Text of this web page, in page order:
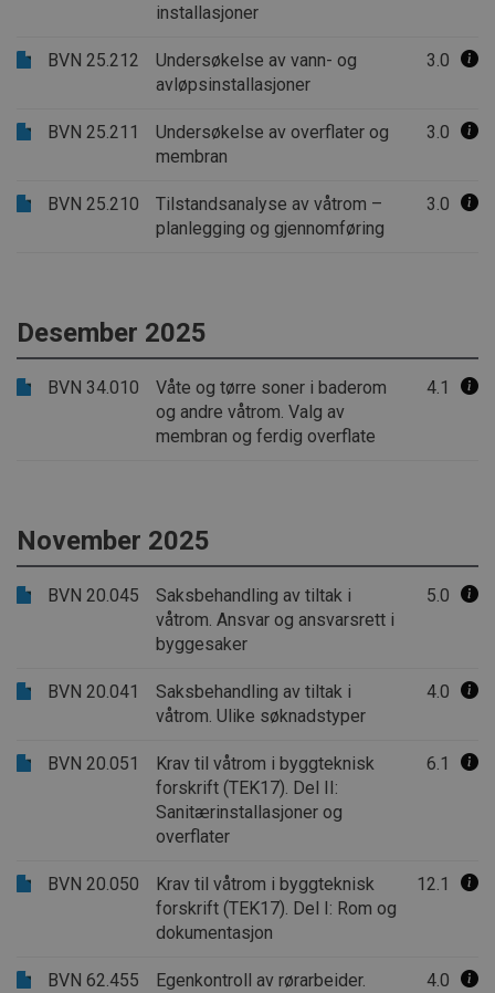
installasjoner
BVN 25.212
Undersøkelse av vann- og
avløpsinstallasjoner
3.0
BVN 25.211
Undersøkelse av overflater og
membran
3.0
BVN 25.210
Tilstandsanalyse av våtrom –
planlegging og gjennomføring
3.0
Desember 2025
BVN 34.010
Våte og tørre soner i baderom
og andre våtrom. Valg av
membran og ferdig overflate
4.1
November 2025
BVN 20.045
Saksbehandling av tiltak i
våtrom. Ansvar og ansvarsrett i
byggesaker
5.0
BVN 20.041
Saksbehandling av tiltak i
våtrom. Ulike søknadstyper
4.0
BVN 20.051
Krav til våtrom i byggteknisk
forskrift (TEK17). Del II:
Sanitærinstallasjoner og
overflater
6.1
BVN 20.050
Krav til våtrom i byggteknisk
forskrift (TEK17). Del I: Rom og
dokumentasjon
12.1
BVN 62.455
Egenkontroll av rørarbeider.
4.0